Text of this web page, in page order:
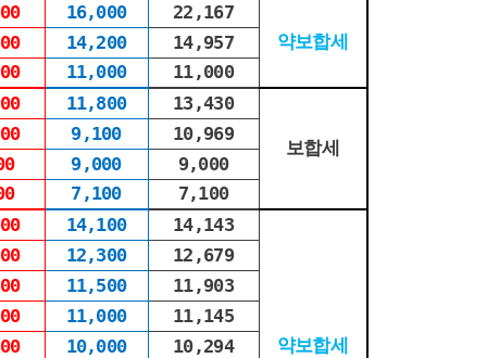
16,000
22,167
약보합세
14,200
14,957
11,000
11,000
11,800 13,430
보합세
9,100
10,969
9,000
9,000
7,100
7,100
14,100 14,143
약보합세
12,300
12,679
11,500
11,903
11,000
11,145
10,000
10,294